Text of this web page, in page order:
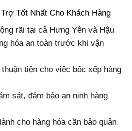
Tốt Nhất Cho Khách Hàng
rãi tại cả Hưng Yên và Hậu
hóa an toàn trước khi vận
tiện cho việc bốc xếp hàng
sát, đảm bảo an ninh hàng
cho hàng hóa cần bảo quản